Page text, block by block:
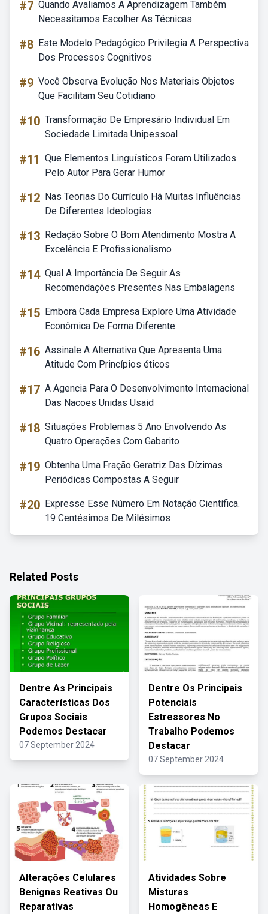
#7 Quando Avaliamos A Aprendizagem Também
Necessitamos Escolher As Técnicas
#8 Este Modelo Pedagógico Privilegia A Perspectiva
Dos Processos Cognitivos
#9 Você Observa Evolução Nos Materiais Objetos
Que Facilitam Seu Cotidiano
#10 Transformação De Empresário Individual Em
Sociedade Limitada Unipessoal
#11 Que Elementos Linguísticos Foram Utilizados
Pelo Autor Para Gerar Humor
#12 Nas Teorias Do Currículo Há Muitas Influências
De Diferentes Ideologias
#13 Redação Sobre O Bom Atendimento Mostra A
Excelência E Profissionalismo
#14 Qual A Importância De Seguir As
Recomendações Presentes Nas Embalagens
#15 Embora Cada Empresa Explore Uma Atividade
Econômica De Forma Diferente
#16 Assinale A Alternativa Que Apresenta Uma
Atitude Com Princípios éticos
#17 A Agencia Para O Desenvolvimento Internacional
Das Nacoes Unidas Usaid
#18 Situações Problemas 5 Ano Envolvendo As
Quatro Operações Com Gabarito
#19 Obtenha Uma Fração Geratriz Das Dízimas
Periódicas Compostas A Seguir
#20 Expresse Esse Número Em Notação Científica.
19 Centésimos De Milésimos
Related Posts
Dentre As Principais
Características Dos
Grupos Sociais
Podemos Destacar
07 September 2024
Dentre Os Principais
Potenciais
Estressores No
Trabalho Podemos
Destacar
07 September 2024
Alterações Celulares
Benignas Reativas Ou
Reparativas
Atividades Sobre
Misturas
Homogêneas E